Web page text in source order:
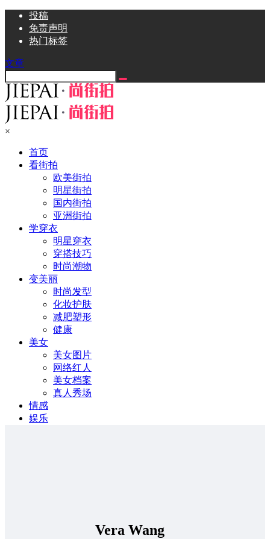
投稿
免责声明
热门标签
文章
×
首页
看街拍
欧美街拍
明星街拍
国内街拍
亚洲街拍
学穿衣
明星穿衣
穿搭技巧
时尚潮物
变美丽
时尚发型
化妆护肤
减肥塑形
健康
美女
美女图片
网络红人
美女档案
真人秀场
情感
娱乐
Vera Wang